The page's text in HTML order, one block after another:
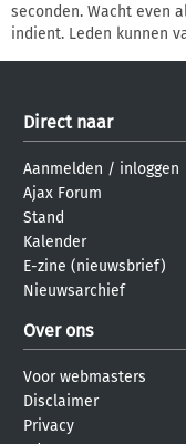
seconden. Wacht even
indient. Leden kunnen
Direct naar
Aanmelden / inloggen
Ajax Forum
Stand
Kalender
E-zine (nieuwsbrief)
Nieuwsarchief
Over ons
Voor webmasters
Disclaimer
Privacy